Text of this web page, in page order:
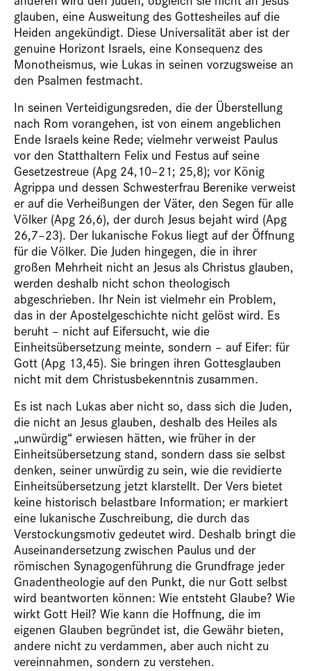
glauben, eine Ausweitung des Gottesheiles auf die
Heiden angekündigt. Diese Universalität aber ist der
genuine Horizont Israels, eine Konsequenz des
Monotheismus, wie Lukas in seinen vorzugsweise an
den Psalmen festmacht.
In seinen Verteidigungsreden, die der Überstellung
nach Rom vorangehen, ist von einem angeblichen
Ende Israels keine Rede; vielmehr verweist Paulus
vor den Statthaltern Felix und Festus auf seine
Gesetzestreue (Apg 24,10–21; 25,8); vor König
Agrippa und dessen Schwesterfrau Berenike verweist
er auf die Verheißungen der Väter, den Segen für alle
Völker (Apg 26,6), der durch Jesus bejaht wird (Apg
26,7–23). Der lukanische Fokus liegt auf der Öffnung
für die Völker. Die Juden hingegen, die in ihrer
großen Mehrheit nicht an Jesus als Christus glauben,
werden deshalb nicht schon theologisch
abgeschrieben. Ihr Nein ist vielmehr ein Problem,
das in der Apostelgeschichte nicht gelöst wird. Es
beruht – nicht auf Eifersucht, wie die
Einheitsübersetzung meinte, sondern – auf Eifer: für
Gott (Apg 13,45). Sie bringen ihren Gottesglauben
nicht mit dem Christusbekenntnis zusammen.
Es ist nach Lukas aber nicht so, dass sich die Juden,
die nicht an Jesus glauben, deshalb des Heiles als
„unwürdig“ erwiesen hätten, wie früher in der
Einheitsübersetzung stand, sondern dass sie selbst
denken, seiner unwürdig zu sein, wie die revidierte
Einheitsübersetzung jetzt klarstellt. Der Vers bietet
keine historisch belastbare Information; er markiert
eine lukanische Zuschreibung, die durch das
Verstockungsmotiv gedeutet wird. Deshalb bringt die
Auseinandersetzung zwischen Paulus und der
römischen Synagogenführung die Grundfrage jeder
Gnadentheologie auf den Punkt, die nur Gott selbst
wird beantworten können: Wie entsteht Glaube? Wie
wirkt Gott Heil? Wie kann die Hoffnung, die im
eigenen Glauben begründet ist, die Gewähr bieten,
andere nicht zu verdammen, aber auch nicht zu
vereinnahmen, sondern zu verstehen.